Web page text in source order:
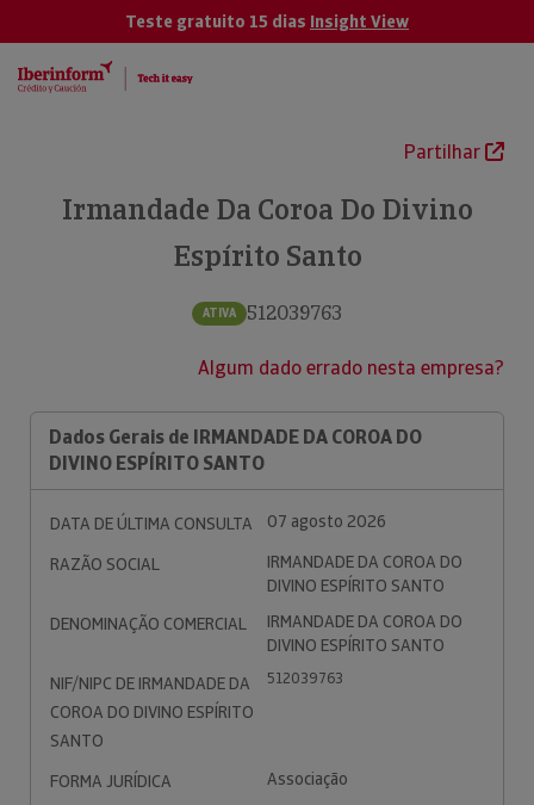
Teste gratuito 15 dias Insight View
Partilhar
Irmandade Da Coroa Do Divino
Espírito Santo
ATIVA 512039763
Algum dado errado nesta empresa?
Dados Gerais de IRMANDADE DA COROA DO
DIVINO ESPÍRITO SANTO
DATA DE ÚLTIMA CONSULTA
07 agosto 2026
RAZÃO SOCIAL
IRMANDADE DA COROA DO
DIVINO ESPÍRITO SANTO
DENOMINAÇÃO COMERCIAL
IRMANDADE DA COROA DO
DIVINO ESPÍRITO SANTO
NIF/NIPC DE IRMANDADE DA
COROA DO DIVINO ESPÍRITO
SANTO
512039763
FORMA JURÍDICA
Associação